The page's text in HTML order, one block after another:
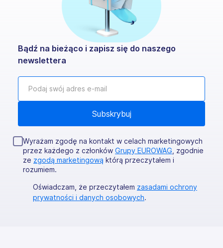
Bądź na bieżąco i zapisz się do naszego
newslettera
Wyrażam zgodę na kontakt w celach marketingowych
przez każdego z członków Grupy EUROWAG , zgodnie
ze zgodą marketingową którą przeczytałem i
rozumiem.
Oświadczam, że przeczytałem zasadami ochrony
prywatności i danych osobowych.